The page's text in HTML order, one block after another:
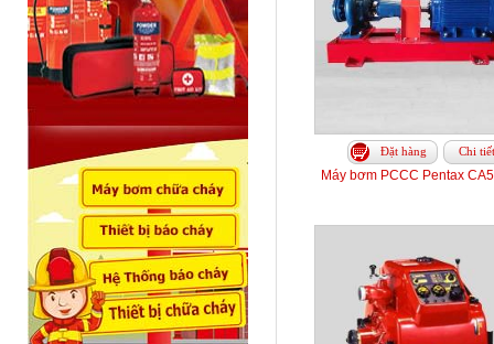
Đặt hàng Chi tiết
Máy bơm PCCC Pentax